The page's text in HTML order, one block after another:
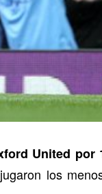
United por
los